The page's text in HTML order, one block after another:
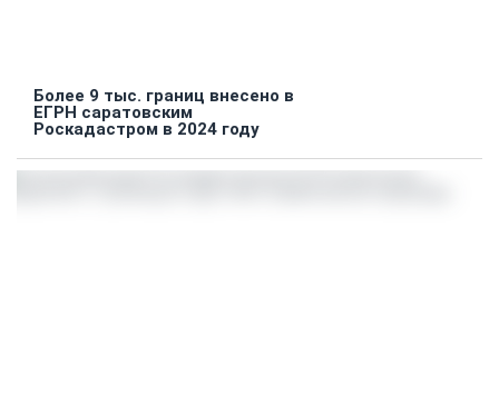
Более 9 тыс. границ внесено в
ЕГРН саратовским
Роскадастром в 2024 году